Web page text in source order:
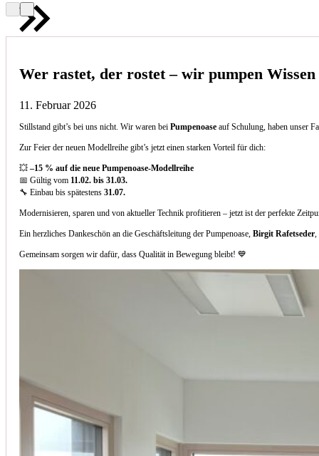
Wer rastet, der rostet – wir pumpen
11. Februar 2026
Stillstand gibt’s bei uns nicht. Wir waren beiPumpenoase auf Schulung, haben unser
Zur Feier der neuen Modellreihe gibt’s jetzt einen starken Vorteil für dich:
💥–15 % auf die neue Pumpenoase-Modellreihe
📅 Gültig vom 11.02. bis 31.03.
🔧 Einbau bis spätestens31.07.
Modernisieren, sparen und von aktueller Technik profitieren – jetzt ist der perfekte
Ein herzliches Dankeschön an die Geschäftsleitung der Pumpenoase,Birgit Rafetseder
Gemeinsam sorgen wir dafür, dass Qualität in Bewegung bleibt! 💙